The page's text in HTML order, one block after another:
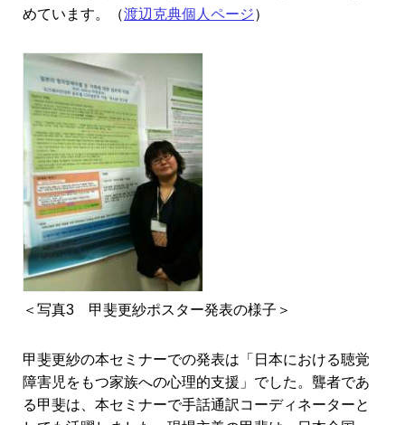
めています。（渡辺克典個人ページ）
＜写真3 甲斐更紗ポスター発表の様子＞
甲斐更紗の本セミナーでの発表は「日本における聴覚
障害児をもつ家族への心理的支援」でした。聾者であ
る甲斐は、本セミナーで手話通訳コーディネーターと